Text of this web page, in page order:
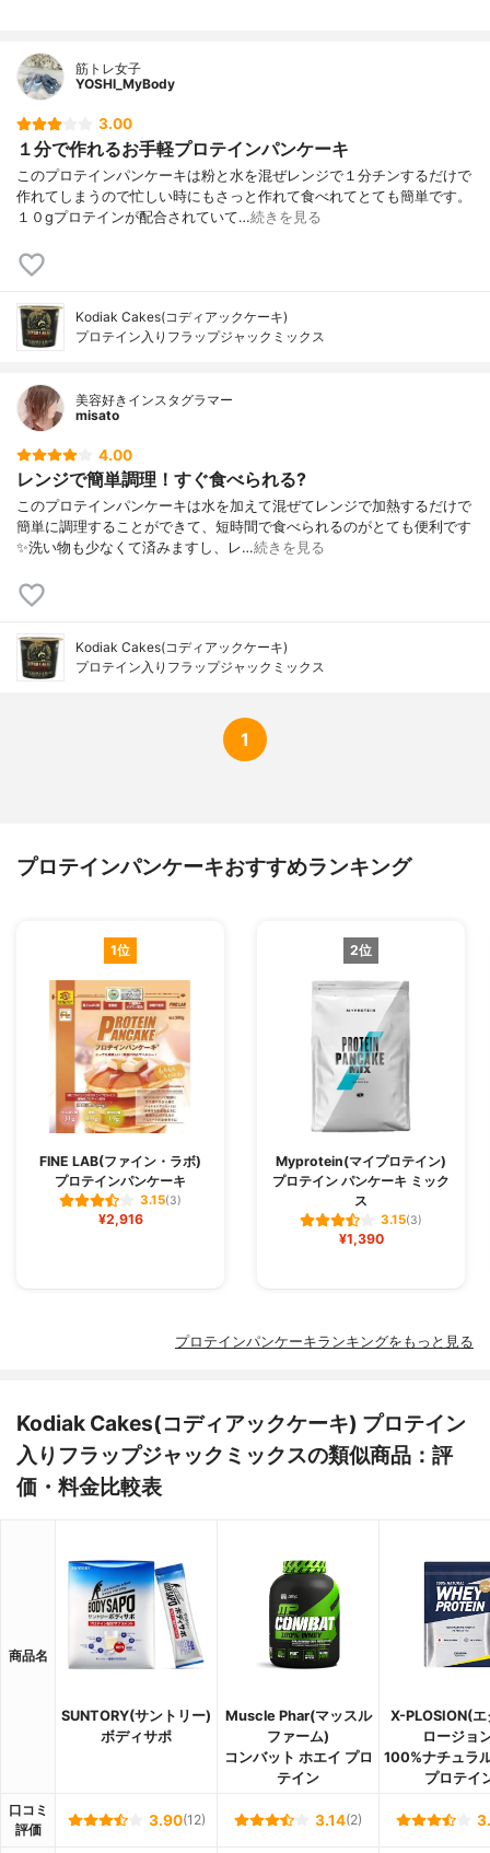
筋トレ女子
YOSHI_MyBody
3.00
１分で作れるお手軽プロテインパンケーキ
このプロテインパンケーキは粉と水を混ぜレンジで１分チンするだけで
作れてしまうので忙しい時にもさっと作れて食べれてとても簡単です。
１０gプロテインが配合されていて…続きを見る
Kodiak Cakes(コディアックケーキ)
プロテイン入りフラップジャックミックス
美容好きインスタグラマー
misato
4.00
レンジで簡単調理！すぐ食べられる?
このプロテインパンケーキは水を加えて混ぜてレンジで加熱するだけで
簡単に調理することができて、短時間で食べられるのがとても便利です
✨洗い物も少なくて済みますし、レ…続きを見る
Kodiak Cakes(コディアックケーキ)
プロテイン入りフラップジャックミックス
1
プロテインパンケーキおすすめランキング
1位
FINE LAB(ファイン・ラボ)
プロテインパンケーキ
3.15(3)
¥2,916
2位
Myprotein(マイプロテイン)
プロテイン パンケーキ ミック
ス
3.15(3)
¥1,390
プロテインパンケーキランキングをもっと見る
Kodiak Cakes(コディアックケーキ) プロテイン
入りフラップジャックミックスの類似商品：評
価・料金比較表
商品名
SUNTORY(サントリー)
ボディサポ
Muscle Phar(マッスル
ファーム)
コンバット ホエイ プロ
テイン
X-PLOSION(
ロージョ
100%ナチュラ
プロテイ
口コミ
評価
3.90(12) 3.14(2)